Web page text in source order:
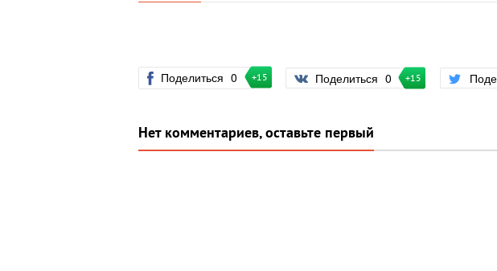
Поделиться 0 +15 Поделиться 0 +15
Нет комментариев, оставьте первый